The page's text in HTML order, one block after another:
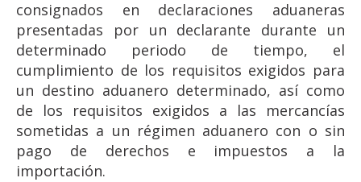
consignados en declaraciones aduaneras
presentadas por un declarante durante un
determinado periodo de tiempo, el
cumplimiento de los requisitos exigidos para
un destino aduanero determinado, así como
de los requisitos exigidos a las mercancías
sometidas a un régimen aduanero con o sin
pago de derechos e impuestos a la
importación.